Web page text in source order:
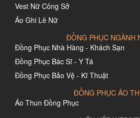
Vest Nữ Công Sở
Áo Ghi Lê Nữ
ĐỒNG PHỤC NGÀNH
Đồng Phục Nhà Hàng - Khách Sạn
Đồng Phục Bác Sĩ - Y Tá
Đồng Phục Bảo Vệ - Kĩ Thuật
ĐỒNG PHỤC ÁO
Áo Thun Đồng Phục